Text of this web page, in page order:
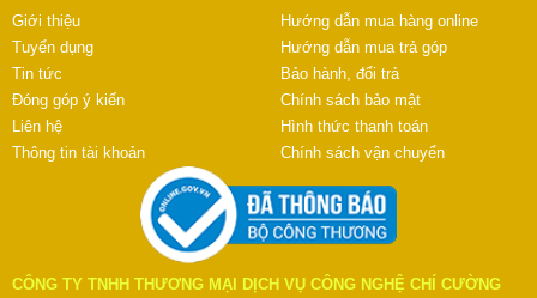
Giới thiệu
Tuyển dụng
Tin tức
Đóng góp ý kiến
Liên hệ
Thông tin tài khoản
Hướng dẫn mua hàng online
Hướng dẫn mua trả góp
Bảo hành, đổi trả
Chính sách bảo mật
Hình thức thanh toán
Chính sách vận chuyển
CÔNG TY TNHH THƯƠNG MẠI DỊCH VỤ CÔNG NGHỆ CHÍ CƯỜNG